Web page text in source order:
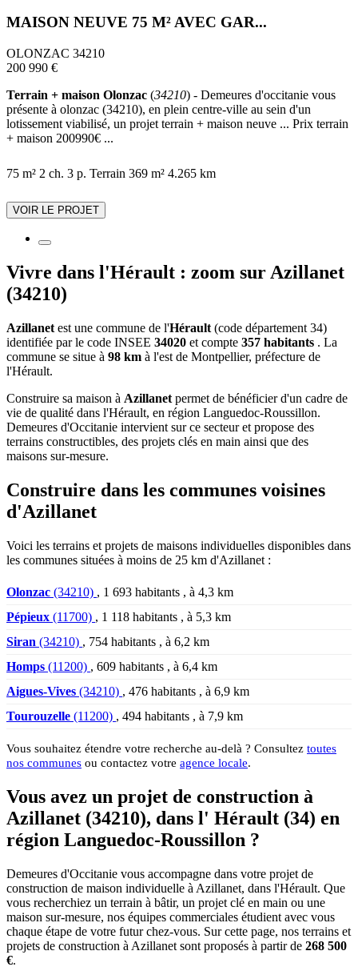
MAISON NEUVE 75 M² AVEC GAR...
OLONZAC 34210
200 990 €
Terrain + maison Olonzac (34210) - Demeures d'occitanie vous
présente à olonzac (34210), en plein centre-ville au sein d'un
lotissement viabilisé, un projet terrain + maison neuve ... Prix terrain
+ maison 200990€ ...
75 m² 2 ch. 3 p. Terrain 369 m² 4.265 km
VOIR LE PROJET
Vivre dans l'Hérault : zoom sur Azillanet
(34210)
Azillanet est une commune de l'Hérault (code département 34)
identifiée par le code INSEE 34020 et compte 357 habitants . La
commune se situe à 98 km à l'est de Montpellier, préfecture de
l'Hérault.
Construire sa maison à Azillanet permet de bénéficier d'un cadre de
vie de qualité dans l'Hérault, en région Languedoc-Roussillon.
Demeures d'Occitanie intervient sur ce secteur et propose des
terrains constructibles, des projets clés en main ainsi que des
maisons sur-mesure.
Construire dans les communes voisines
d'Azillanet
Voici les terrains et projets de maisons individuelles disponibles dans
les communes situées à moins de 25 km d'Azillanet :
Olonzac (34210) , 1 693 habitants , à 4,3 km
Pépieux (11700) , 1 118 habitants , à 5,3 km
Siran (34210) , 754 habitants , à 6,2 km
Homps (11200) , 609 habitants , à 6,4 km
Aigues-Vives (34210) , 476 habitants , à 6,9 km
Tourouzelle (11200) , 494 habitants , à 7,9 km
Vous souhaitez étendre votre recherche au-delà ? Consultez toutes
nos communes ou contactez votre agence locale.
Vous avez un projet de construction à
Azillanet (34210), dans l' Hérault (34) en
région Languedoc-Roussillon ?
Demeures d'Occitanie vous accompagne dans votre projet de
construction de maison individuelle à Azillanet, dans l'Hérault. Que
vous recherchiez un terrain à bâtir, un projet clé en main ou une
maison sur-mesure, nos équipes commerciales étudient avec vous
chaque étape de votre futur chez-vous. Sur cette page, nos terrains et
projets de construction à Azillanet sont proposés à partir de 268 500
€.